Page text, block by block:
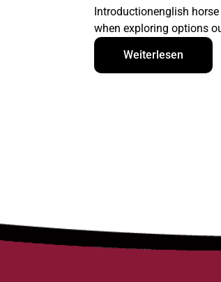
Introductionenglish
when exploring options
Weiterlesen